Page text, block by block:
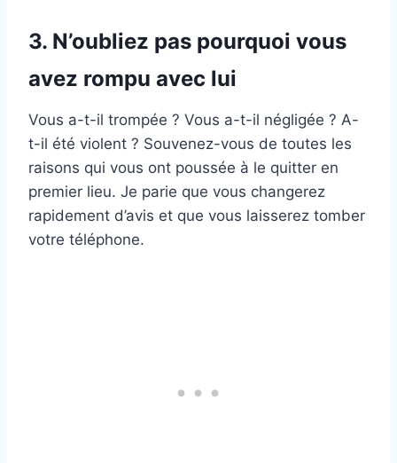
3. N’oubliez pas pourquoi vous
avez rompu avec lui
Vous a-t-il trompée ? Vous a-t-il négligée ? A-
t-il été violent ? Souvenez-vous de toutes les
raisons qui vous ont poussée à le quitter en
premier lieu. Je parie que vous changerez
rapidement d’avis et que vous laisserez tomber
votre téléphone.